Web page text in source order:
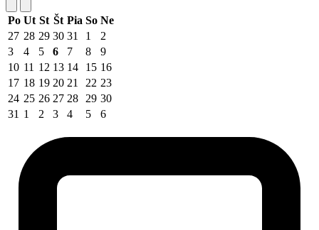
Po Ut St Št Pia So Ne
27 28 29 30 31 1
2
3
4 5 6 7 8
9
10 11 12 13 14 15 16
17 18 19 20 21 22 23
24 25 26 27 28 29 30
31 1 2 3 4 5 6